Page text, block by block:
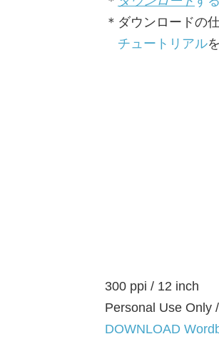
＊ダウンロードの
チュートリアル
300 ppi / 12 inch
Personal Use Only
DOWNLOAD